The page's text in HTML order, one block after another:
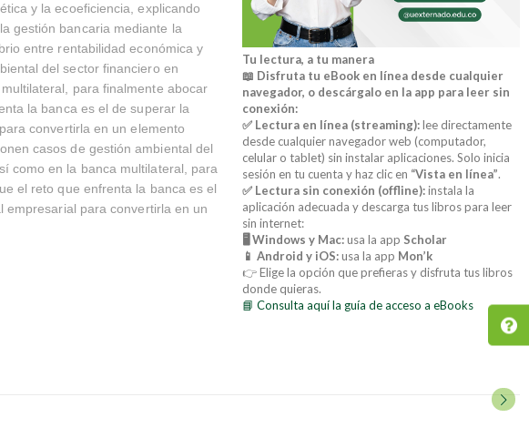
y la ecoeficiencia, explicando
gestión bancaria mediante la
entre rentabilidad económica y
del sector financiero en
para finalmente abocar
la banca es el de superar la
convertirla en un elemento
casos de gestión ambiental del
como en la banca multilateral, para
el reto que enfrenta la banca es el
empresarial para convertirla en un
Tu lectura, a tu manera
📖 Disfruta tu eBook en línea desde cualquier
navegador, o descárgalo en la app para leer sin
conexión:
✅ Lectura en línea (streaming):lee directamente
desde cualquier navegador web (computador,
celular o tablet) sin instalar aplicaciones. Solo inicia
sesión en tu cuenta y haz clic en “Vista en línea”.
✅ Lectura sin conexión (offline):instala la
aplicación adecuada y descarga tus libros para leer
sin internet:
🖥️ Windows y Mac:usa la app Scholar
📱 Android y iOS:usa la app Mon’k
👉 Elige la opción que prefieras y disfruta tus libros
donde quieras.
📘 Consulta aquí la guía de acceso a eBooks